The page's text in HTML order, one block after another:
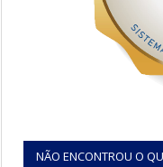
NÃO ENCONTROU O